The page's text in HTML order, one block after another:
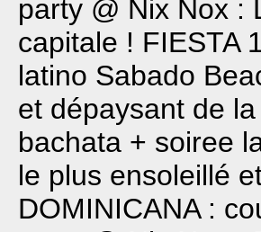
party @ Nix Nox :
capitale ! FIESTA
latino Sabado
et dépaysant de
bachata + soiree
le plus ensoleillé
DOMINICANA :